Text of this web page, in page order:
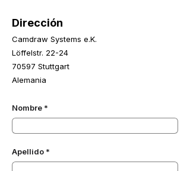
Dirección
Camdraw Systems e.K.
Löffelstr. 22-24
70597 Stuttgart
Alemania
Nombre
Apellido